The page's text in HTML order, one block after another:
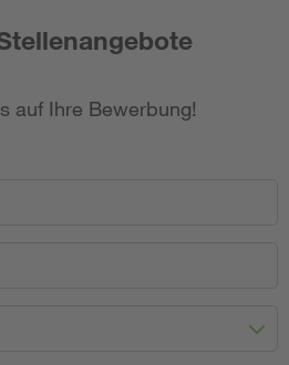
auf Ihre Bewerbung!